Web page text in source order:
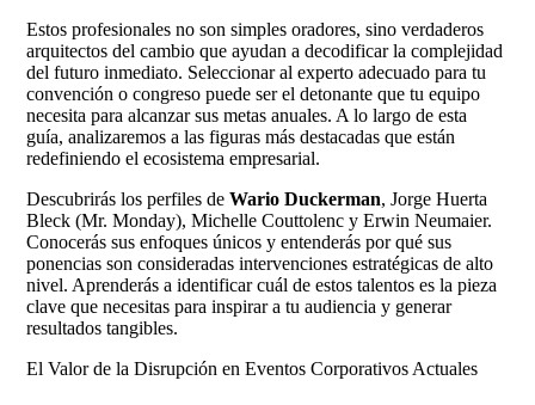
Estos profesionales no son simples oradores, sino verdaderos
arquitectos del cambio que ayudan a decodificar la complejidad
del futuro inmediato. Seleccionar al experto adecuado para tu
convención o congreso puede ser el detonante que tu equipo
necesita para alcanzar sus metas anuales. A lo largo de esta
guía, analizaremos a las figuras más destacadas que están
redefiniendo el ecosistema empresarial.
Descubrirás los perfiles deWario Duckerman, Jorge Huerta
Bleck (Mr. Monday), Michelle Couttolenc y Erwin Neumaier.
Conocerás sus enfoques únicos y entenderás por qué sus
ponencias son consideradas intervenciones estratégicas de alto
nivel. Aprenderás a identificar cuál de estos talentos es la pieza
clave que necesitas para inspirar a tu audiencia y generar
resultados tangibles.
El Valor de la Disrupción en Eventos Corporativos Actuales